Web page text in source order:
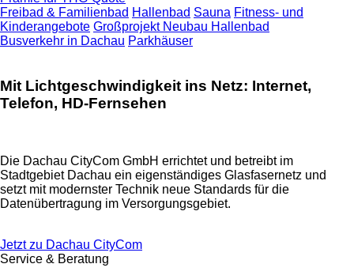
Freibad & Familienbad Hallenbad Sauna Fitness- und
Kinderangebote Großprojekt Neubau Hallenbad
Busverkehr in Dachau Parkhäuser
Mit Lichtgeschwindigkeit ins Netz: Internet,
Telefon, HD-Fernsehen
Die Dachau CityCom GmbH errichtet und betreibt im
Stadtgebiet Dachau ein eigenständiges Glasfasernetz und
setzt mit modernster Technik neue Standards für die
Datenübertragung im Versorgungsgebiet.
Jetzt zu Dachau CityCom
Service & Beratung